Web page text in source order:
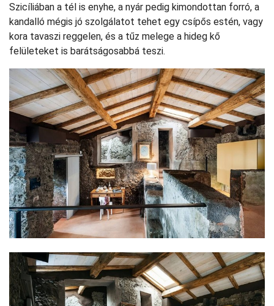
Szicíliában a tél is enyhe, a nyár pedig kimondottan forró, a
kandalló mégis jó szolgálatot tehet egy csípős estén, vagy
kora tavaszi reggelen, és a tűz melege a hideg kő
felületeket is barátságosabbá teszi.